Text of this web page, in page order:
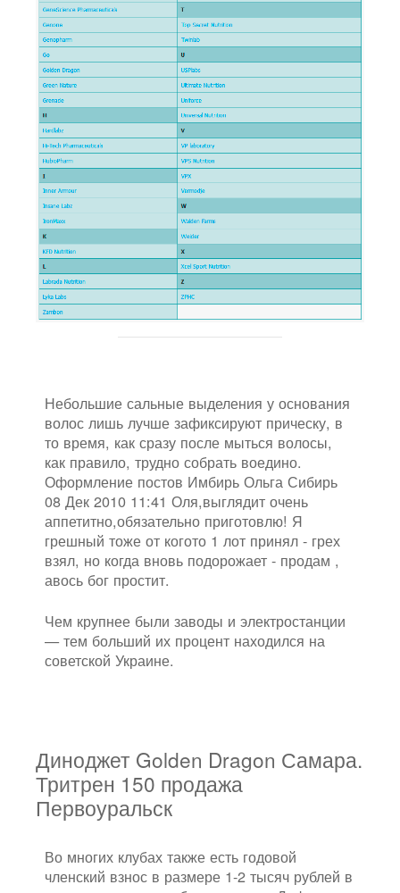
Небольшие сальные выделения у основания
волос лишь лучше зафиксируют прическу, в
то время, как сразу после мыться волосы,
как правило, трудно собрать воедино.
Оформление постов Имбирь Ольга Сибирь
08 Дек 2010 11:41 Оля,выглядит очень
аппетитно,обязательно приготовлю! Я
грешный тоже от когото 1 лот принял - грех
взял, но когда вновь подорожает - продам ,
авось бог простит.
Чем крупнее были заводы и электростанции
— тем больший их процент находился на
советской Украине.
Диноджет Golden Dragon Самара.
Тритрен 150 продажа
Первоуральск
Во многих клубах также есть годовой
членский взнос в размере 1-2 тысяч рублей в